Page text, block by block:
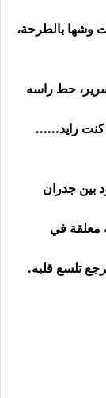
وشها بالطرحة،
حط راسه
رايد......
بين جدران
معلقة في
تلسع قلبه.